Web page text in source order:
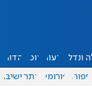
ונדל"ן דעות אוכל יהדות
ספורט פורומים אתר ישיבה